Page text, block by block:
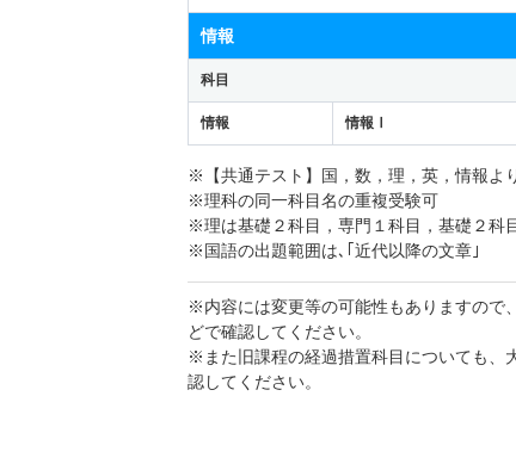
情報
科目
情報 情報Ⅰ
※【共通テスト】国，数，理，英，情報よ
※理科の同一科目名の重複受験可
※理は基礎２科目，専門１科目，基礎２科
※国語の出題範囲は､｢近代以降の文章｣
※内容には変更等の可能性もありますので
どで確認してください。
※また旧課程の経過措置科目についても、
認してください。